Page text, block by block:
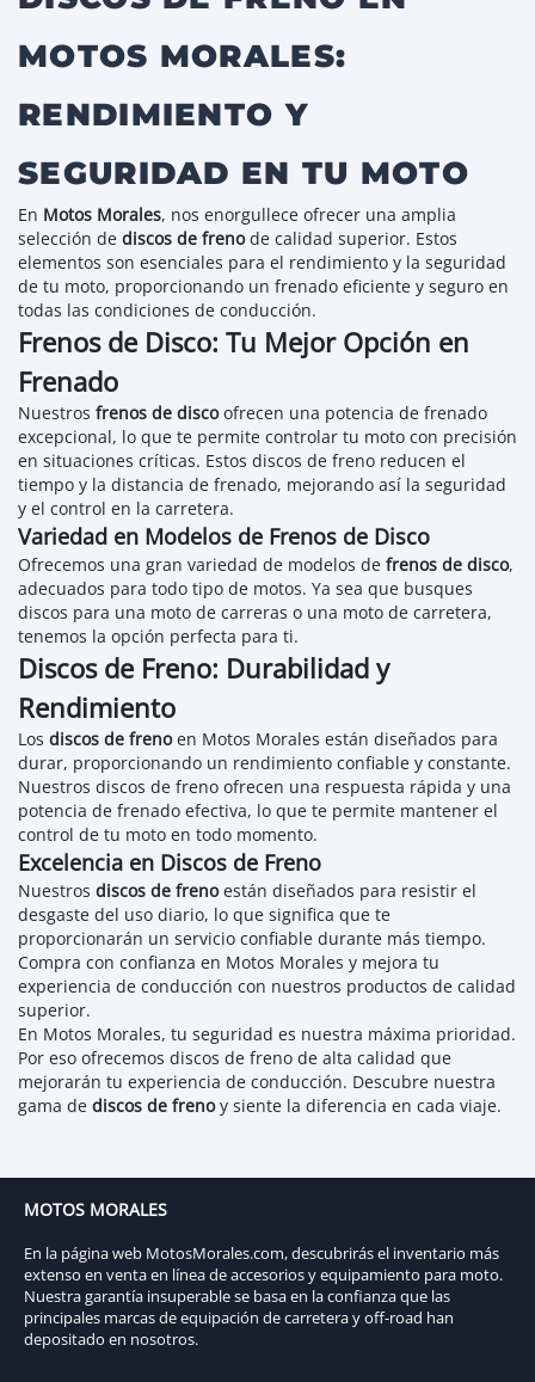
MOTOS MORALES:
RENDIMIENTO Y
SEGURIDAD EN TU MOTO
En Motos Morales, nos enorgullece ofrecer una amplia
selección de discos de frenode calidad superior. Estos
elementos son esenciales para el rendimiento y la seguridad
de tu moto, proporcionando un frenado eficiente y seguro en
todas las condiciones de conducción.
Frenos de Disco: Tu Mejor Opción en
Frenado
Nuestros frenos de discoofrecen una potencia de frenado
excepcional, lo que te permite controlar tu moto con precisión
en situaciones críticas. Estos discos de freno reducen el
tiempo y la distancia de frenado, mejorando así la seguridad
y el control en la carretera.
Variedad en Modelos de Frenos de Disco
Ofrecemos una gran variedad de modelos de frenos de disco,
adecuados para todo tipo de motos. Ya sea que busques
discos para una moto de carreras o una moto de carretera,
tenemos la opción perfecta para ti.
Discos de Freno: Durabilidad y
Rendimiento
Los discos de frenoen Motos Morales están diseñados para
durar, proporcionando un rendimiento confiable y constante.
Nuestros discos de freno ofrecen una respuesta rápida y una
potencia de frenado efectiva, lo que te permite mantener el
control de tu moto en todo momento.
Excelencia en Discos de Freno
Nuestros discos de frenoestán diseñados para resistir el
desgaste del uso diario, lo que significa que te
proporcionarán un servicio confiable durante más tiempo.
Compra con confianza en Motos Morales y mejora tu
experiencia de conducción con nuestros productos de calidad
superior.
En Motos Morales, tu seguridad es nuestra máxima prioridad.
Por eso ofrecemos discos de freno de alta calidad que
mejorarán tu experiencia de conducción. Descubre nuestra
gama de discos de frenoy siente la diferencia en cada viaje.
MOTOS MORALES
En la página web MotosMorales.com, descubrirás el inventario más
extenso en venta en línea de accesorios y equipamiento para moto.
Nuestra garantía insuperable se basa en la confianza que las
principales marcas de equipación de carretera y off-road han
depositado en nosotros.